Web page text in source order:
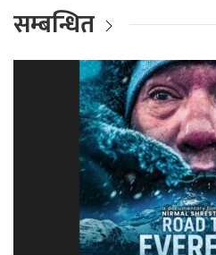
सम्बन्धित